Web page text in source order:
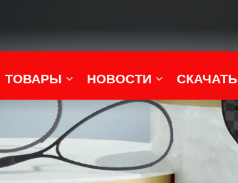
ТОВАРЫ НОВОСТИ СКАЧАТЬ